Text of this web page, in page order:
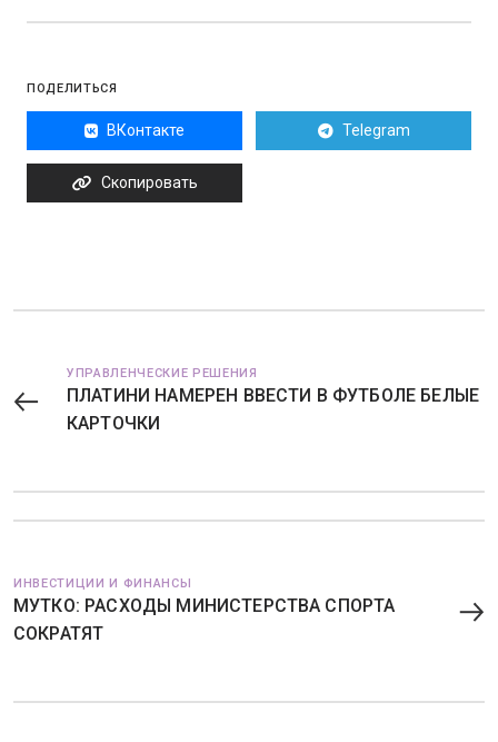
ПОДЕЛИТЬСЯ
ВКонтакте Telegram
Скопировать
УПРАВЛЕНЧЕСКИЕ РЕШЕНИЯ
ПЛАТИНИ НАМЕРЕН ВВЕСТИ В ФУТБОЛЕ БЕЛЫЕ
КАРТОЧКИ
ИНВЕСТИЦИИ И ФИНАНСЫ
МУТКО: РАСХОДЫ МИНИСТЕРСТВА СПОРТА
СОКРАТЯТ